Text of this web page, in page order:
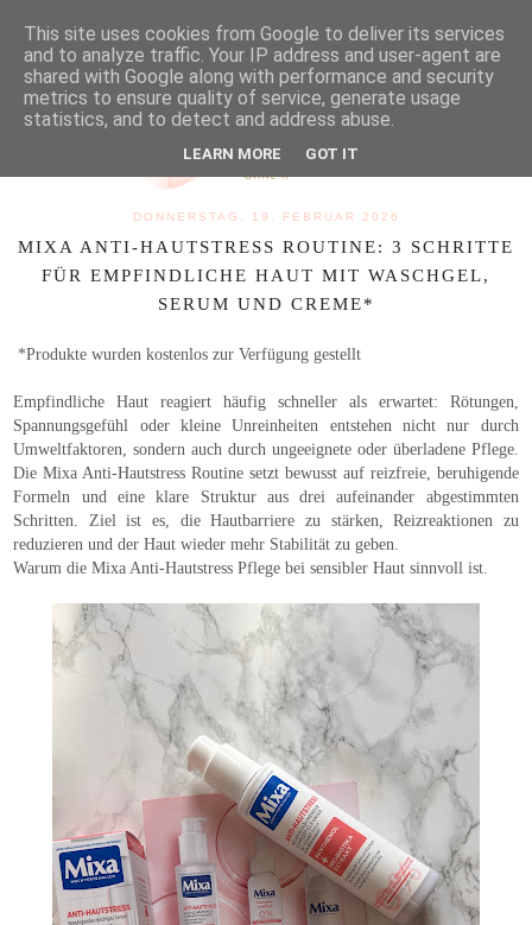
MENU
DONNERSTAG, 19. FEBRUAR 2026
MIXA ANTI-HAUTSTRESS ROUTINE: 3 SCHRITTE
FÜR EMPFINDLICHE HAUT MIT WASCHGEL,
SERUM UND CREME*
*Produkte wurden kostenlos zur Verfügung gestellt
Empfindliche Haut reagiert häufig schneller als erwartet: Rötungen,
Spannungsgefühl oder kleine Unreinheiten entstehen nicht nur durch
Umweltfaktoren, sondern auch durch ungeeignete oder überladene Pflege.
Die Mixa Anti-Hautstress Routine setzt bewusst auf reizfreie, beruhigende
Formeln und eine klare Struktur aus drei aufeinander abgestimmten
Schritten. Ziel ist es, die Hautbarriere zu stärken, Reizreaktionen zu
reduzieren und der Haut wieder mehr Stabilität zu geben.
Warum die Mixa Anti-Hautstress Pflege bei sensibler Haut sinnvoll ist.
This site uses cookies from Google to deliver its services
and to analyze traffic. Your IP address and user-agent are
shared with Google along with performance and security
metrics to ensure quality of service, generate usage
statistics, and to detect and address abuse.
LEARN MORE GOT IT